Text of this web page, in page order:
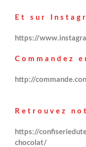
E t s u r I n s t a g r
https://
C o m m a n d e z
http://
R e t r o u v e z n
https://
chocolat/